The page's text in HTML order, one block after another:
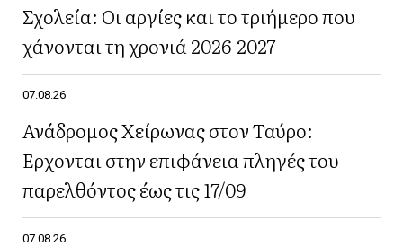
Σχολεία: Οι αργίες και το τριήμερο που
χάνονται τη χρονιά 2026-2027
07.08.26
Ανάδρομος Χείρωνας στον Ταύρο:
Έρχονται στην επιφάνεια πληγές του
παρελθόντος έως τις 17/09
07.08.26